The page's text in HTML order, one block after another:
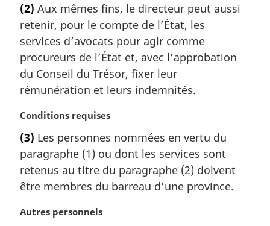
n
a
e
:
t
e
m
a
r
g
i
a
l
e
:
(2) Aux mêmes fins, le directeur peut aussi
retenir, pour le compte de l’État, les
services d’avocats pour agir comme
procureurs de l’État et, avec l’approbation
du Conseil du Trésor, fixer leur
rémunération et leurs indemnités.
N
t
e
m
a
g
Conditions requises
(3) Les personnes nommées en vertu du
paragraphe (1) ou dont les services sont
retenus au titre du paragraphe (2) doivent
être membres du barreau d’une province.
N
Autres personnels